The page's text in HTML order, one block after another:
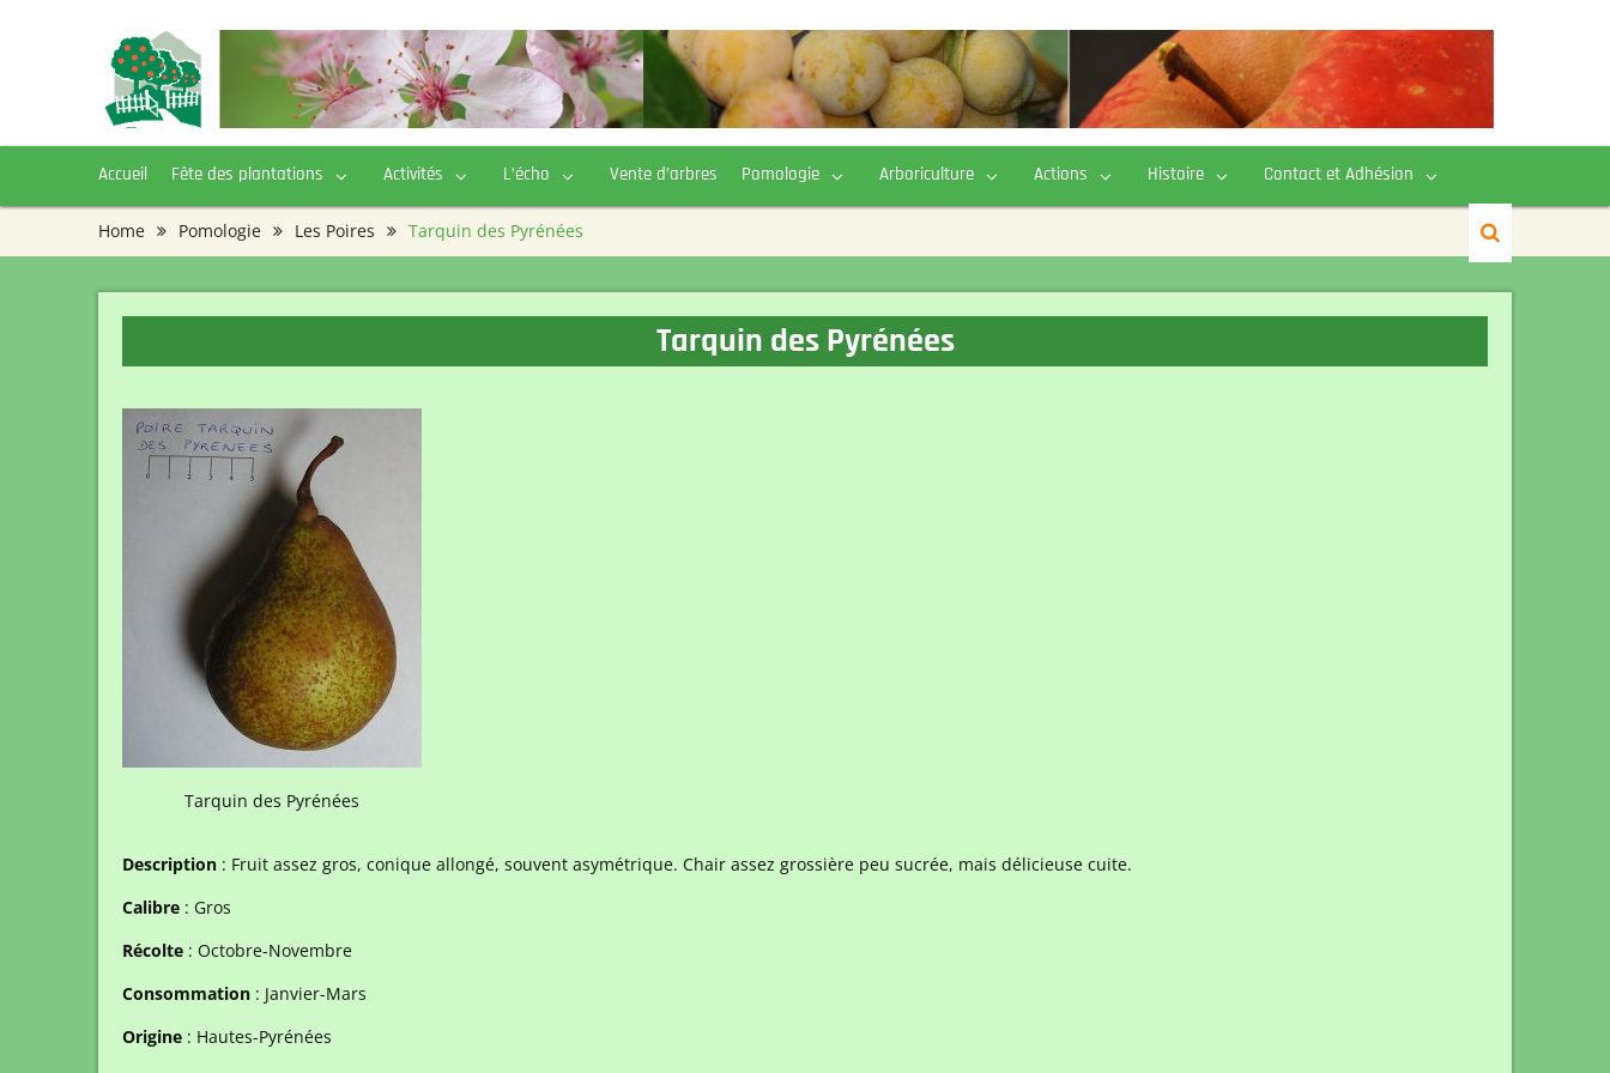
Accueil Fête des plantations Activités L’écho Vente d’arbres Pomologie Arboriculture Actions Histoire Contact et Adhésion
Home Pomologie Les Poires Tarquin des Pyrénées
Tarquin des Pyrénées
Tarquin des Pyrénées
Description : Fruit assez gros, conique allongé, souvent asymétrique. Chair assez grossière peu sucrée, mais délicieuse cuite.
Calibre : Gros
Récolte : Octobre-Novembre
Consommation : Janvier-Mars
Origine : Hautes-Pyrénées